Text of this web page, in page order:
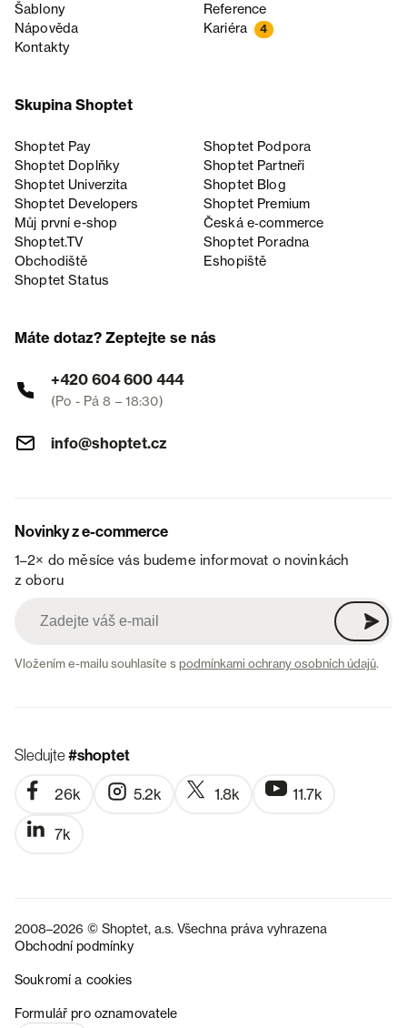
Šablony
Reference
Nápověda
Kariéra 4
Kontakty
Skupina Shoptet
Shoptet Pay
Shoptet Podpora
Shoptet Doplňky
Shoptet Partneři
Shoptet Univerzita
Shoptet Blog
Shoptet Developers
Shoptet Premium
Můj první e-shop
Česká e‑commerce
Shoptet.TV
Shoptet Poradna
Obchodiště
Eshopiště
Shoptet Status
Máte dotaz? Zeptejte se nás
+420 604 600 444
(Po - Pá 8 – 18:30)
info@shoptet.cz
Novinky z e-commerce
1–2× do měsíce vás budeme informovat o novinkách
z oboru
Vložením e-mailu souhlasíte spodmínkami ochrany osobních údajů.
Sledujte#shoptet
26k 5.2k 1.8k 11.7k
7k
2008–2026 © Shoptet, a.s. Všechna práva vyhrazena
Obchodní podmínky
Soukromí a cookies
Formulář pro oznamovatele